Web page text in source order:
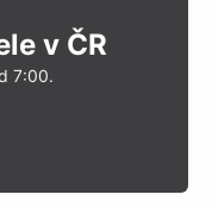
v ČR
7:00.